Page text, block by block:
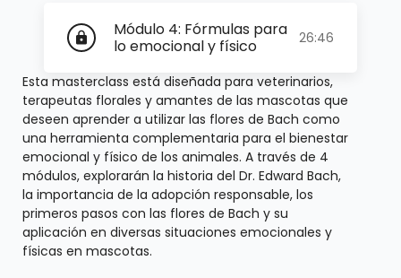
lock
Módulo 4: Fórmulas para
lo emocional y físico
26:46
Esta masterclass está diseñada para veterinarios,
terapeutas florales y amantes de las mascotas que
deseen aprender a utilizar las flores de Bach como
una herramienta complementaria para el bienestar
emocional y físico de los animales. A través de 4
módulos, explorarán la historia del Dr. Edward Bach,
la importancia de la adopción responsable, los
primeros pasos con las flores de Bach y su
aplicación en diversas situaciones emocionales y
físicas en mascotas.